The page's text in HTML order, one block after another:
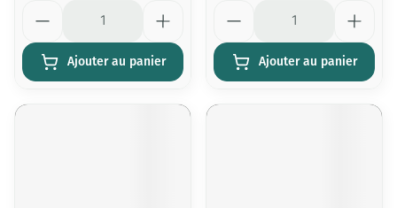
Ajouter au panier Ajouter au panier